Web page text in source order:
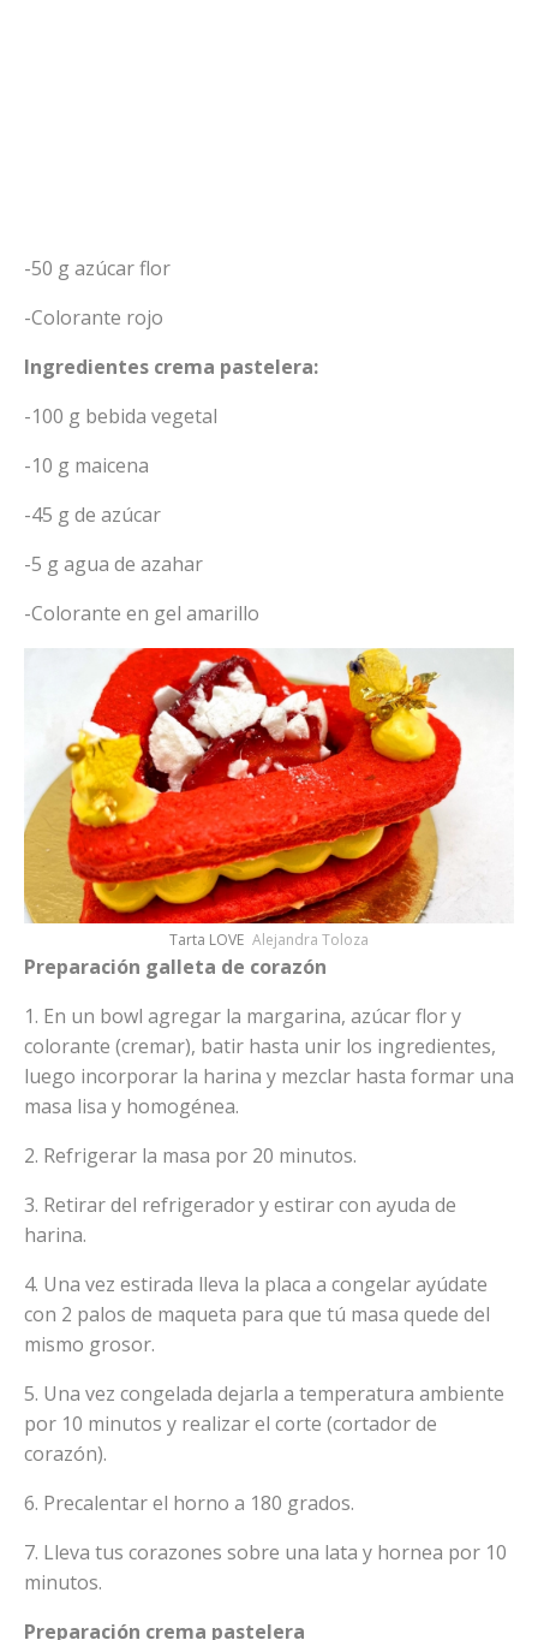
-50 g azúcar flor
-Colorante rojo
Ingredientes crema pastelera:
-100 g bebida vegetal
-10 g maicena
-45 g de azúcar
-5 g agua de azahar
-Colorante en gel amarillo
Tarta LOVE Alejandra Toloza
Preparación galleta de corazón
1. En un bowl agregar la margarina, azúcar flor y
colorante (cremar), batir hasta unir los ingredientes,
luego incorporar la harina y mezclar hasta formar una
masa lisa y homogénea.
2. Refrigerar la masa por 20 minutos.
3. Retirar del refrigerador y estirar con ayuda de
harina.
4. Una vez estirada lleva la placa a congelar ayúdate
con 2 palos de maqueta para que tú masa quede del
mismo grosor.
5. Una vez congelada dejarla a temperatura ambiente
por 10 minutos y realizar el corte (cortador de
corazón).
6. Precalentar el horno a 180 grados.
7. Lleva tus corazones sobre una lata y hornea por 10
minutos.
Preparación crema pastelera